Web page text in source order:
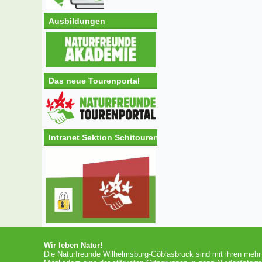
Ausbildungen
Das neue Tourenportal
Intranet Sektion Schitouren
Wir leben Natur!
Die Naturfreunde Wilhelmsburg-Göblasbruck sind mit ihren